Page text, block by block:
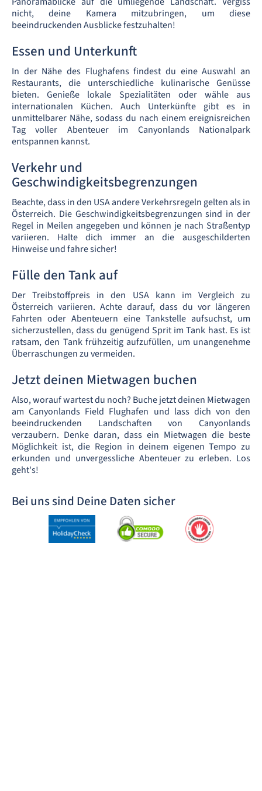
nicht, deine Kamera mitzubringen, um diese
beeindruckenden Ausblicke festzuhalten!
Essen und Unterkunft
In der Nähe des Flughafens findest du eine Auswahl an
Restaurants, die unterschiedliche kulinarische Genüsse
bieten. Genieße lokale Spezialitäten oder wähle aus
internationalen Küchen. Auch Unterkünfte gibt es in
unmittelbarer Nähe, sodass du nach einem ereignisreichen
Tag voller Abenteuer im Canyonlands Nationalpark
entspannen kannst.
Verkehr und
Geschwindigkeitsbegrenzungen
Beachte, dass in den USA andere Verkehrsregeln gelten als in
Österreich. Die Geschwindigkeitsbegrenzungen sind in der
Regel in Meilen angegeben und können je nach Straßentyp
variieren. Halte dich immer an die ausgeschilderten
Hinweise und fahre sicher!
Fülle den Tank auf
Der Treibstoffpreis in den USA kann im Vergleich zu
Österreich variieren. Achte darauf, dass du vor längeren
Fahrten oder Abenteuern eine Tankstelle aufsuchst, um
sicherzustellen, dass du genügend Sprit im Tank hast. Es ist
ratsam, den Tank frühzeitig aufzufüllen, um unangenehme
Überraschungen zu vermeiden.
Jetzt deinen Mietwagen buchen
Also, worauf wartest du noch? Buche jetzt deinen Mietwagen
am Canyonlands Field Flughafen und lass dich von den
beeindruckenden Landschaften von Canyonlands
verzaubern. Denke daran, dass ein Mietwagen die beste
Möglichkeit ist, die Region in deinem eigenen Tempo zu
erkunden und unvergessliche Abenteuer zu erleben. Los
geht's!
Bei uns sind Deine Daten sicher